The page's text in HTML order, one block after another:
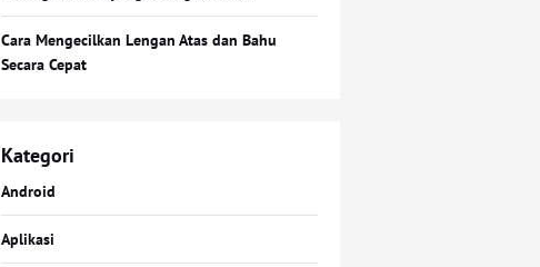
Cara Mengecilkan Lengan Atas dan Bahu
Secara Cepat
Kategori
Android
Aplikasi